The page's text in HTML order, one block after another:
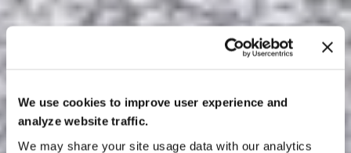
We use cookies to improve user experience and
analyze website traffic.
We may share your site usage data with our analytics